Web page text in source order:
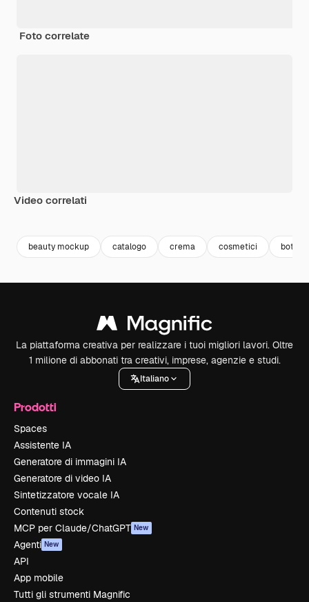
Foto correlate
Video correlati
beauty mockup catalogo crema cosmetici bottle
La piattaforma creativa per realizzare i tuoi migliori lavori. Oltre
1 milione di abbonati tra creativi, imprese, agenzie e studi.
Italiano
Prodotti
Spaces
Assistente IA
Generatore di immagini IA
Generatore di video IA
Sintetizzatore vocale IA
Contenuti stock
MCP per Claude/ChatGPT New
Agenti New
API
App mobile
Tutti gli strumenti Magnific